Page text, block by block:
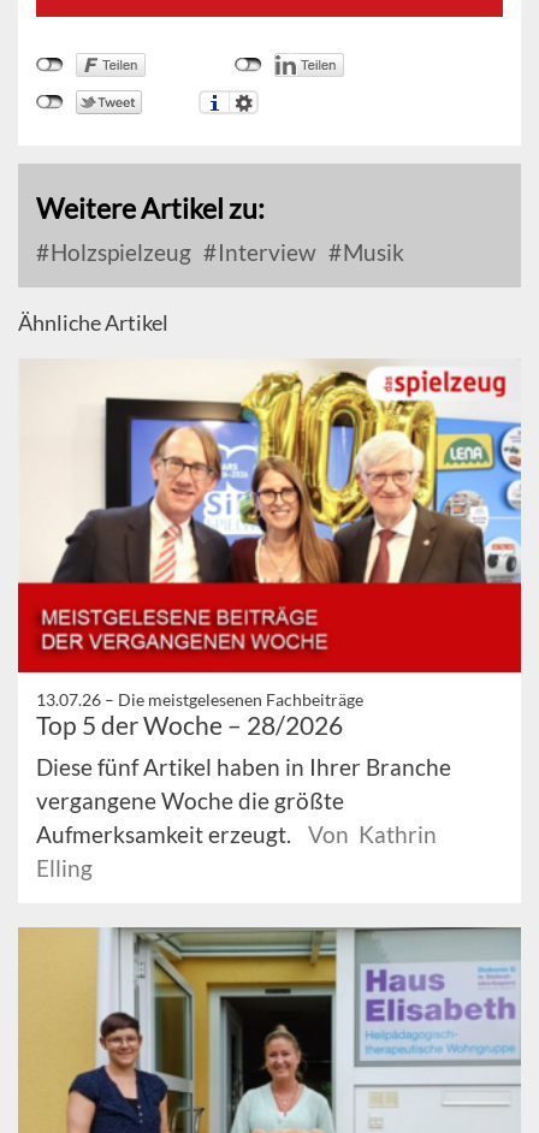
Weitere Artikel zu:
Holzspielzeug Interview Musik
Ähnliche Artikel
13.07.26 – Die meistgelesenen Fachbeiträge
Top 5 der Woche – 28/2026
Diese fünf Artikel haben in Ihrer Branche
vergangene Woche die größte
Aufmerksamkeit erzeugt.
Von Kathrin
Elling